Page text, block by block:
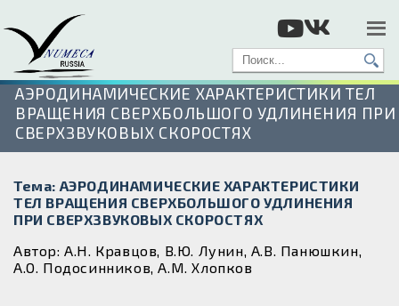
АЭРОДИНАМИЧЕСКИЕ ХАРАКТЕРИСТИКИ ТЕЛ
ВРАЩЕНИЯ СВЕРХБОЛЬШОГО УДЛИНЕНИЯ ПРИ
СВЕРХЗВУКОВЫХ СКОРОСТЯХ
Тема: АЭРОДИНАМИЧЕСКИЕ ХАРАКТЕРИСТИКИ
ТЕЛ ВРАЩЕНИЯ СВЕРХБОЛЬШОГО УДЛИНЕНИЯ
ПРИ СВЕРХЗВУКОВЫХ СКОРОСТЯХ
Автор: А.Н. Кравцов, В.Ю. Лунин, А.В. Панюшкин,
А.О. Подосинников, А.М. Хлопков